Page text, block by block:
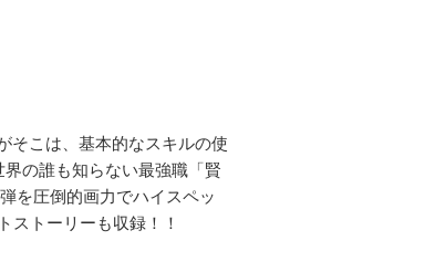
そこは、基本的なスキルの使
の誰も知らない最強職「賢
を圧倒的画力でハイスペッ
トーリーも収録！！